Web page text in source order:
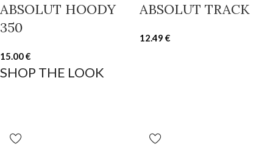
ABSOLUT HOODY
350
15.00€
ABSOLUT TRACK
12.49 €
SHOP THE LOOK